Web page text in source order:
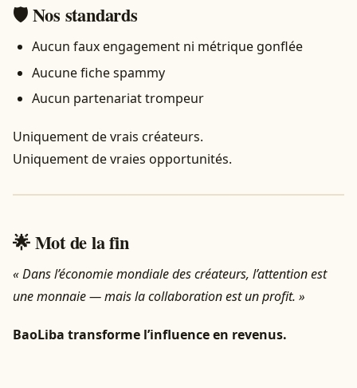
🛡️ Nos standards
Aucun faux engagement ni métrique gonflée
Aucune fiche spammy
Aucun partenariat trompeur
Uniquement de vrais créateurs.
Uniquement de vraies opportunités.
🌟 Mot de la fin
« Dans l’économie mondiale des créateurs, l’attention est
une monnaie — mais la collaboration est un profit. »
BaoLiba transforme l’influence en revenus.